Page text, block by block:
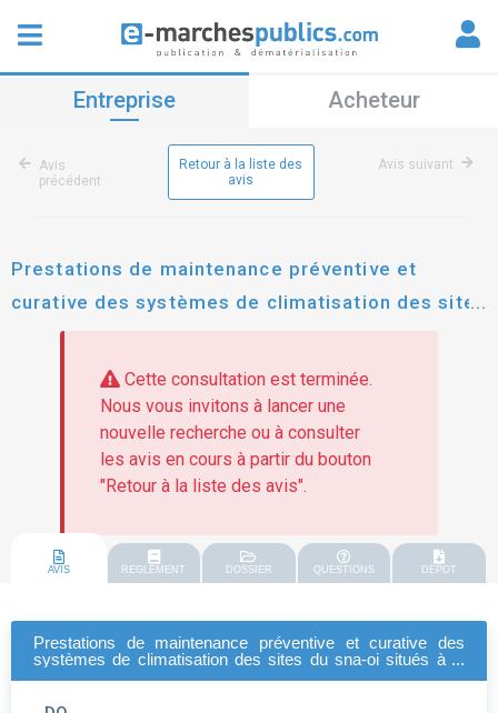
Entreprise Acheteur
Avis
précédent
Retour à la liste des
avis
Avis suivant
Prestations de maintenance préventive et
curative des systèmes de climatisation des sites
du sna-oi situés à la réunion et à mayotte
Cette consultation est terminée.
Nous vous invitons à lancer une
nouvelle recherche ou à consulter
les avis en cours à partir du bouton
"Retour à la liste des avis".
AVIS REGLEMENT DOSSIER QUESTIONS DEPOT
Prestations de maintenance préventive et curative des
systèmes de climatisation des sites du sna-oi situés à la